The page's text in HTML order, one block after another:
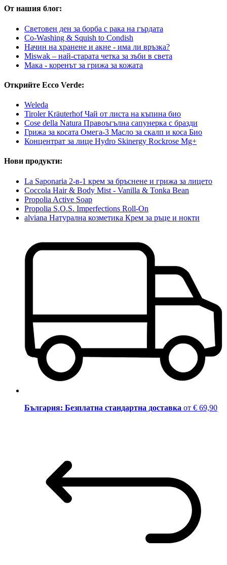
От нашия блог:
Световен ден за борба с рака на гърдата
Co-Washing & Squish to Condish
Начин на хранене и акне - има ли връзка?
Miswak – най-старата четка за зъби в света
Мака - коренът за грижа за кожата
Открийте Ecco Verde:
Weleda
Tiroler Kräuterhof Чай от листа на къпина био
Cose della Natura Правоъгълна сапунерка с бразди
Грижа за косата Омега-3 Масло за скалп и коса Био
Концентрат за лице Hydro Skinergy Rockrose Mg+
Нови продукти:
La Saponaria 2-в-1 крем за бръснене и грижа за лицето
Coccola Hair & Body Mist - Vanilla & Tonka Bean
Propolia Active Soap
Propolia S.O.S. Imperfections Roll-On
alviana Натурална козметика Крем за ръце и нокти
България: Безплатна стандартна доставка от € 69,90